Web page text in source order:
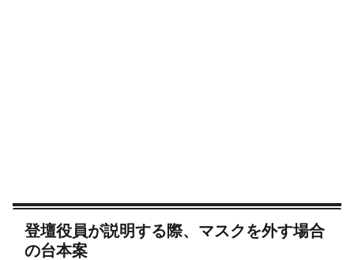
登壇役員が説明する際、マスクを外す場合
の台本案